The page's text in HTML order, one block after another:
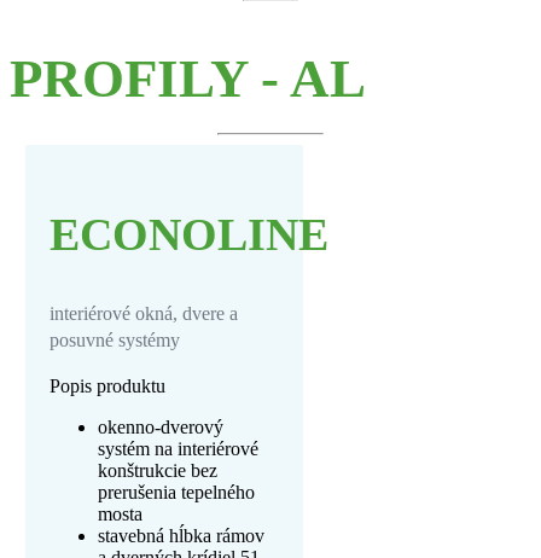
PROFILY - AL
ECONOLINE
interiérové okná, dvere a
posuvné systémy
Popis produktu
okenno-dverový
systém na interiérové
konštrukcie bez
prerušenia tepelného
mosta
stavebná hĺbka rámov